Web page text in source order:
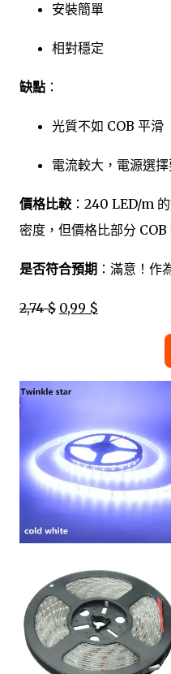
安裝簡單
相對穩定
缺點 ：
光質不如 COB 平滑
電流較大，電源選
價格比較 ：240 LED/m
密度，但價格比部分
是否符合預期 ：滿意！作
2,74 $ 0,99 $